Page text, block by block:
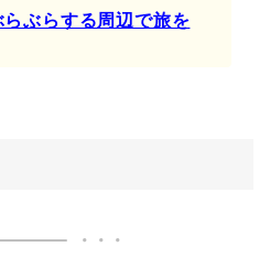
らぶらする周辺で旅を